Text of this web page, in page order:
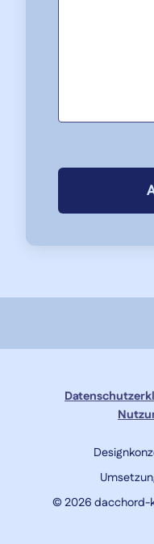
© 2026 dacchord-